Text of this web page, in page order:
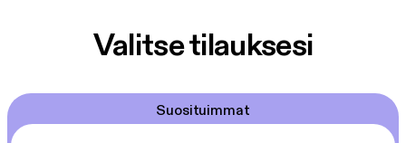
Valitse tilauksesi
Suosituimmat